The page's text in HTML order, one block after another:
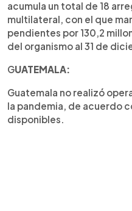
acumula un total de 18
multilateral, con el que
pendientes por 130,2
del organismo al 31 de
GUATEMALA:
Guatemala no realizó
la pandemia, de acuerdo
disponibles.